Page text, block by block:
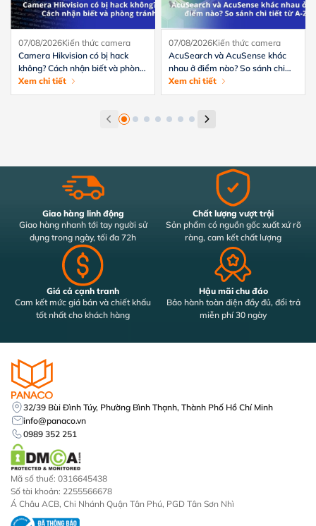
07/08/2026Kiến thức camera
Camera Hikvision có bị hack
không? Cách nhận biết và phòng
tránh hiệu quả
Xem chi tiết
07/08/2026Kiến thức camera
AcuSearch và AcuSense khác
nhau ở điểm nào? So sánh chi
tiết từ A-Z
Xem chi tiết
Giao hàng linh động
Giao hàng nhanh tới tay người sử
dụng trong ngày, tối đa 72h
Chất lượng vượt trội
Sản phẩm có nguồn gốc xuất xứ rõ
ràng, cam kết chất lượng
Giá cả cạnh tranh
Cam kết mức giá bán và chiết khấu
tốt nhất cho khách hàng
Hậu mãi chu đáo
Bảo hành toàn diện đầy đủ, đổi trả
miễn phí 30 ngày
32/39 Bùi Đình Túy, Phường Bình Thạnh, Thành Phố Hồ Chí Minh
info@panaco.vn
0989 352 251
Mã số thuế: 0316645438
Số tài khoản: 2255566678
Á Châu ACB, Chi Nhánh Quận Tân Phú, PGD Tân Sơn Nhì